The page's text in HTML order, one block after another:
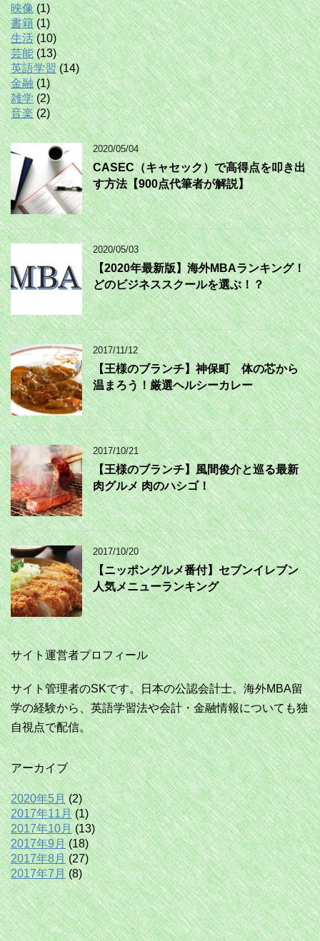
映像(1)
書籍(1)
生活(10)
芸能(13)
英語学習(14)
金融(1)
雑学(2)
音楽(2)
2020/05/04
CASEC（キャセック）で高得点を叩き出
す方法【900点代筆者が解説】
2020/05/03
【2020年最新版】海外MBAランキング！
どのビジネススクールを選ぶ！？
2017/11/12
【王様のブランチ】神保町 体の芯から
温まろう！厳選ヘルシーカレー
2017/10/21
【王様のブランチ】風間俊介と巡る最新
肉グルメ 肉のハシゴ！
2017/10/20
【ニッポングルメ番付】セブンイレブン
人気メニューランキング
サイト運営者プロフィール
サイト管理者のSKです。日本の公認会計士。海外MBA留
学の経験から、英語学習法や会計・金融情報についても独
自視点で配信。
アーカイブ
2020年5月(2)
2017年11月(1)
2017年10月(13)
2017年9月(18)
2017年8月(27)
2017年7月(8)